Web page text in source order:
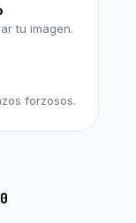
tu imagen.
forzosos.